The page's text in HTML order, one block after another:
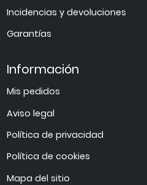
Incidencias y devoluciones
Garantías
Información
Mis pedidos
Aviso legal
Política de privacidad
Política de cookies
Mapa del sitio